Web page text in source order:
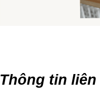
Thông tin liên